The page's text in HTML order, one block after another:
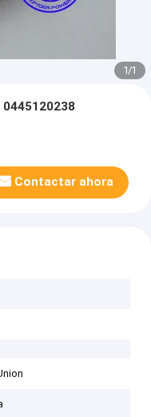
1/1
Contactar ahora